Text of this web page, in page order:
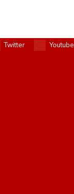
Twitter Youtube